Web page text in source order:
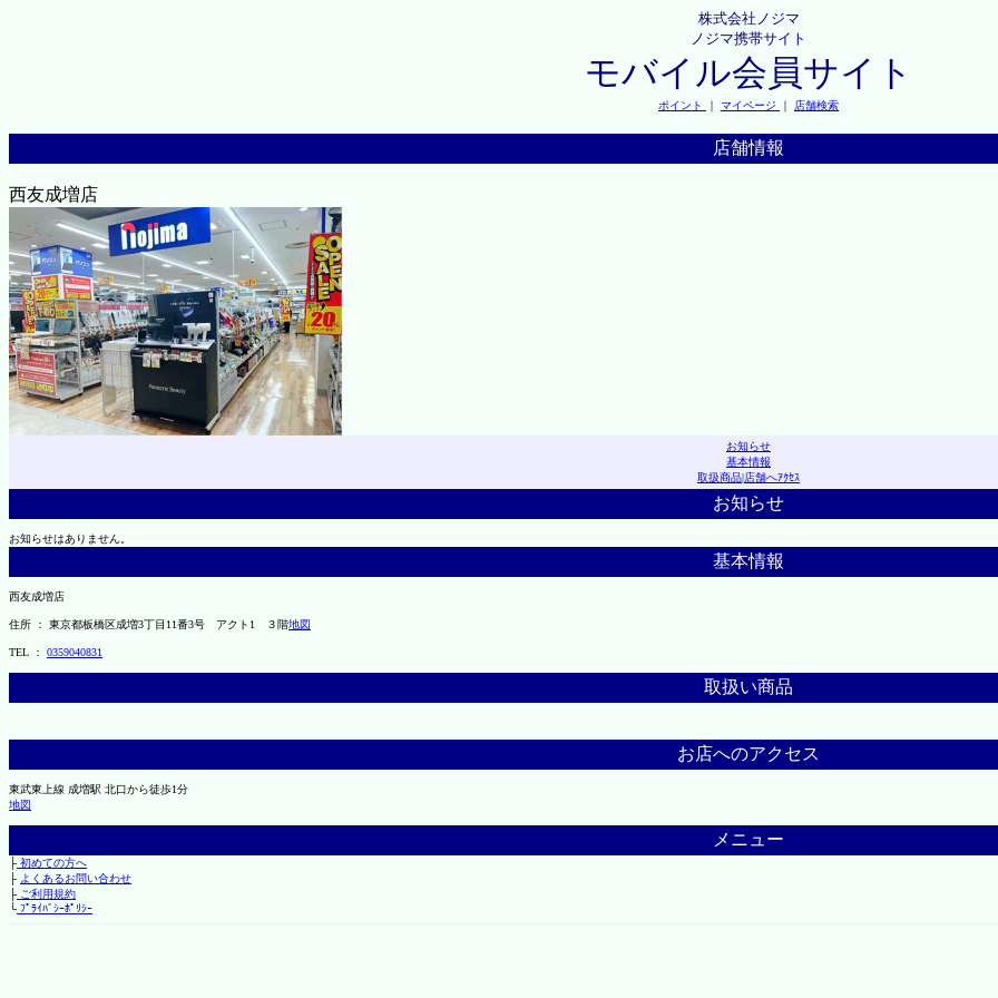
株式会社ノジマ
ノジマ携帯サイト
モバイル会員サイト
ポイント ｜ マイページ ｜ 店舗検索
店舗情報
西友成増店
お知らせ
基本情報
取扱商品|店舗へｱｸｾｽ
お知らせ
お知らせはありません。
基本情報
西友成増店
住所 ： 東京都板橋区成増3丁目11番3号 アクト1 ３階地図
TEL ： 0359040831
取扱い商品
お店へのアクセス
東武東上線 成増駅 北口から徒歩1分
地図
メニュー
├初めての方へ
├ よくあるお問い合わせ
├ご利用規約
└ﾌﾟﾗｲﾊﾞｼｰﾎﾟﾘｼｰ